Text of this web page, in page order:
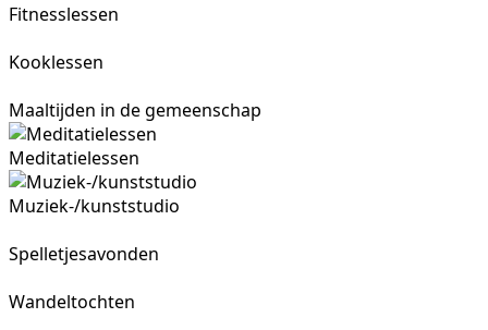
Fitnesslessen
Kooklessen
Maaltijden in de gemeenschap
Meditatielessen
Muziek-/kunststudio
Spelletjesavonden
Wandeltochten